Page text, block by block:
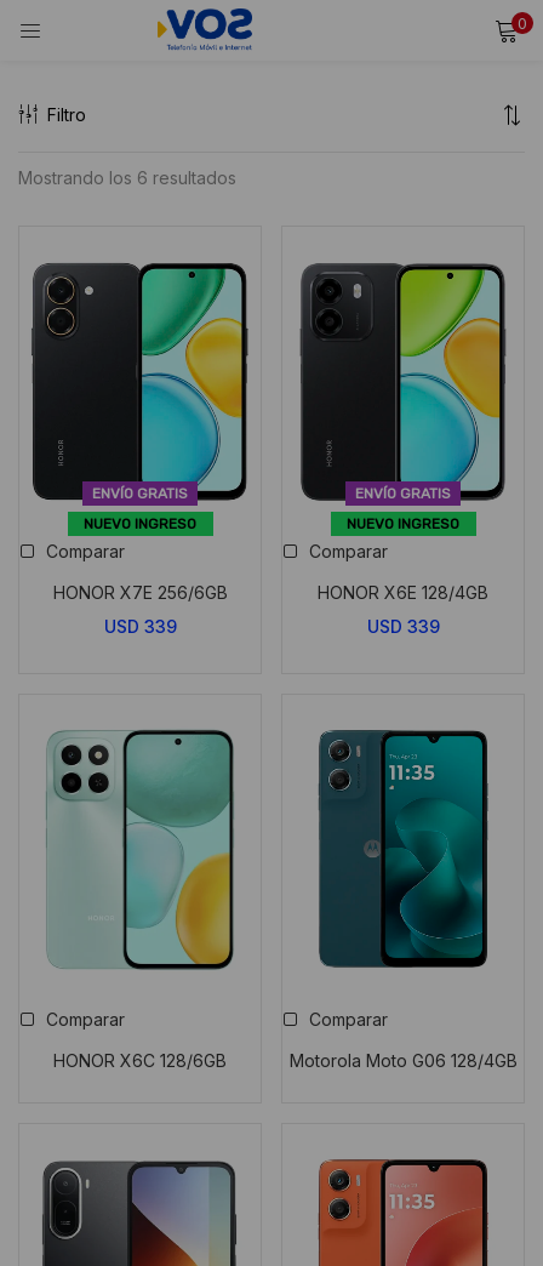
0
INICIAR SESIÓN
Ingresa tu usuario y contraseña para iniciar sesión.
Iniciar Sesión
¿Olvidaste tu contraseña?
Filtro
Mostrando los 6 resultados
NUEVO INGRESO
ENVÍO GRATIS
Comparar
HONOR X7E 256/6GB
USD 339
NUEVO INGRESO
ENVÍO GRATIS
Comparar
HONOR X6E 128/4GB
USD 339
Comparar
HONOR X6C 128/6GB
Comparar
Motorola Moto G06 128/4GB